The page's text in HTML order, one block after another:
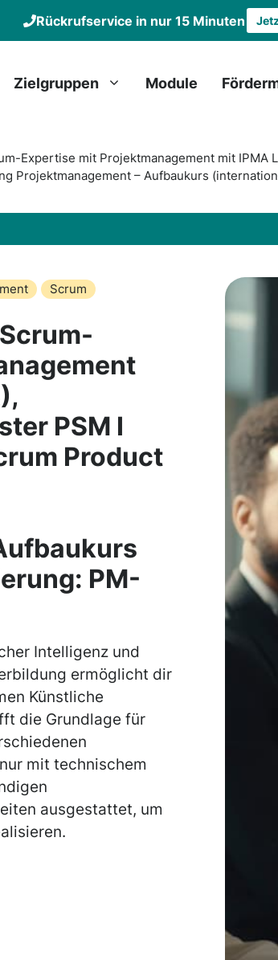
Rückrufservice in nur 15 Minuten
Zielgruppen Module
Expertise mit Projektmanagement mit IPMA
Projektmanagement – Aufbaukurs
Scrum
PSM I
Product
PM-
Intelligenz und
ermöglicht dir
Künstliche
die Grundlage für
mit technischem
ausgestattet, um